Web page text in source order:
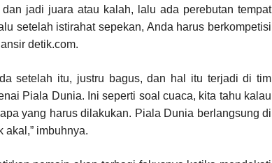
jadi juara atau kalah, lalu ada perebutan tempat
setelah istirahat sepekan, Anda harus berkompetisi
detik.com.
setelah itu, justru bagus, dan hal itu terjadi di tim
Piala Dunia. Ini seperti soal cuaca, kita tahu kalau
yang harus dilakukan. Piala Dunia berlangsung di
akal,” imbuhnya.